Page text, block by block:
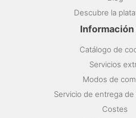
Descubre la
Información
Catálogo de
Servicios
Modos de
Servicio de entrega de
Costes